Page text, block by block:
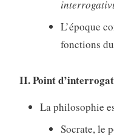
L’époque
fonctions
II. Point
La philosophie
Socrate, le